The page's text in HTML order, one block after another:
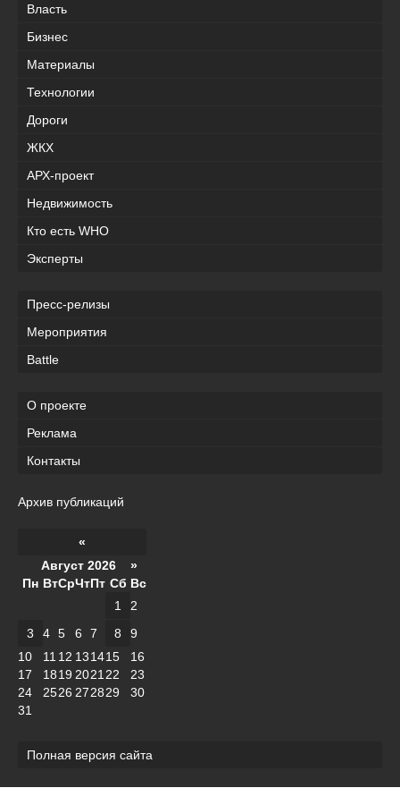
Власть
Бизнес
Материалы
Технологии
Дороги
ЖКХ
АРХ-проект
Недвижимость
Кто есть WHO
Эксперты
Пресс-релизы
Мероприятия
Battle
О проекте
Реклама
Контакты
Архив публикаций
«
Август 2026 »
Пн ВтСрЧтПт Сб Вс
1
2
3
4 5 6 7 8
9
10
11 12 131415
16
17
1819 2021 22
23
24
2526 272829
30
31
Полная версия сайта